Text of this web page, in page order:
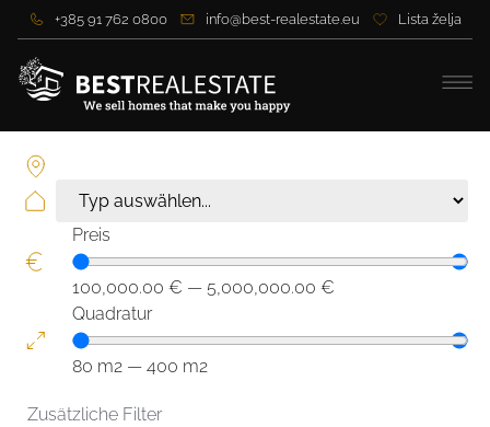
+385 91 762 0800 info@best-realestate.eu Lista želja
Preis
100,000.00 € —5,000,000.00 €
Quadratur
80 m2 —400 m2
Zusätzliche Filter